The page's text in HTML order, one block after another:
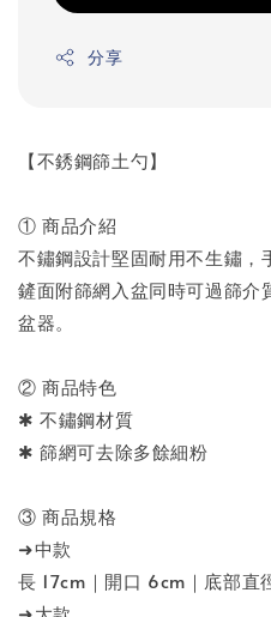
分享
【不銹鋼篩土勺】
① 商品介紹
不鏽鋼設計堅固耐用不生鏽，
鏟面附篩網入盆同時可過篩介
盆器。
② 商品特色
✱ 不鏽鋼材質
✱ 篩網可去除多餘細粉
③ 商品規格
➜中款
長 17cm｜開口 6cm｜底部直